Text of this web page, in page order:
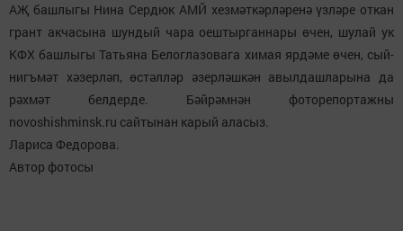
АҖ башлыгы Нина Сердюк АМЙ хезмәткәрләренә үзләре откан
грант акчасына шундый чара оештырганнары өчен, шулай ук
КФХ башлыгы Татьяна Белоглазовага химая ярдәме өчен, сый-
нигъмәт хәзерләп, өстәлләр әзерләшкән авылдашларына да
рәхмәт белдерде. Бәйрәмнән фоторепортажны
novoshishminsk.ru сайтынан карый аласыз.
Лариса Федорова.
Автор фотосы